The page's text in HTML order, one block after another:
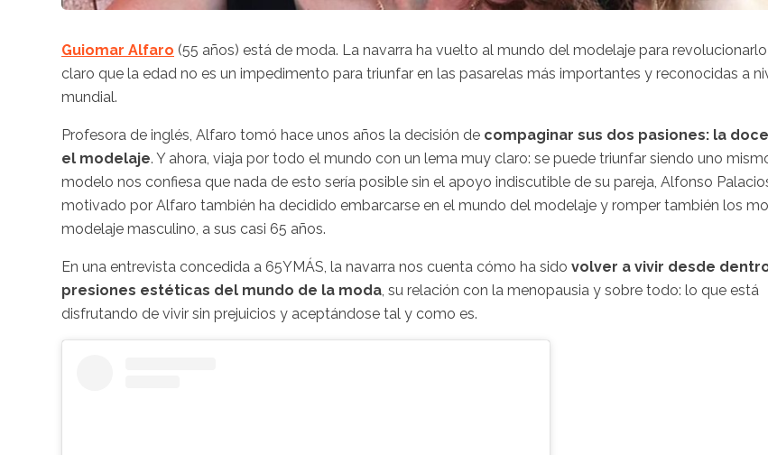
Guiomar Alfaro (55 años) está de moda. La navarra ha vuelto al mundo del modelaje para
claro que la edad no es un impedimento para triunfar en las pasarelas más importantes y reconocidas a
mundial.
Profesora de inglés, Alfaro tomó hace unos años la decisión de compaginar sus dos pasiones: la
el modelaje. Y ahora, viaja por todo el mundo con un lema muy claro: se puede triunfar siendo uno
modelo nos confiesa que nada de esto sería posible sin el apoyo indiscutible de su pareja, Alfonso
motivado por Alfaro también ha decidido embarcarse en el mundo del modelaje y romper también los
modelaje masculino, a sus casi 65 años.
En una entrevista concedida a 65YMÁS, la navarra nos cuenta cómo ha sido volver a vivir desde
presiones estéticas del mundo de la moda , su relación con la menopausia y sobre todo: lo que está
disfrutando de vivir sin prejuicios y aceptándose tal y como es.